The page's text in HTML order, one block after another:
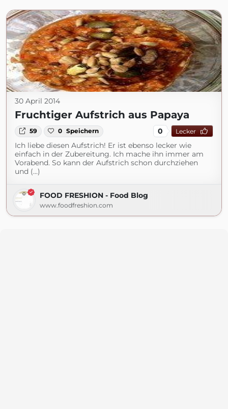
30 April 2014
Fruchtiger Aufstrich aus Papaya
59 0 Speichern 0 Lecker
Ich liebe diesen Aufstrich! Er ist ebenso lecker wie
einfach in der Zubereitung. Ich mache ihn immer am
Vorabend. So kann der Aufstrich schon durchziehen
und (...)
FOOD FRESHION - Food Blog
www.foodfreshion.com